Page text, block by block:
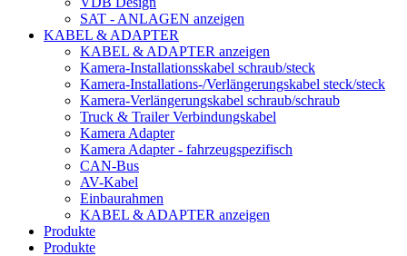
SAT - ANLAGEN anzeigen
KABEL & ADAPTER
KABEL & ADAPTER anzeigen
Kamera-Installationsskabel schraub/steck
Kamera-Installations-/Verlängerungskabel steck/steck
Kamera-Verlängerungskabel schraub/schraub
Truck & Trailer Verbindungskabel
Kamera Adapter
Kamera Adapter - fahrzeugspezifisch
CAN-Bus
AV-Kabel
Einbaurahmen
KABEL & ADAPTER anzeigen
Produkte
Produkte